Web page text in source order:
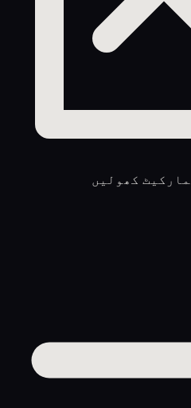
مارکیٹ کھولیں